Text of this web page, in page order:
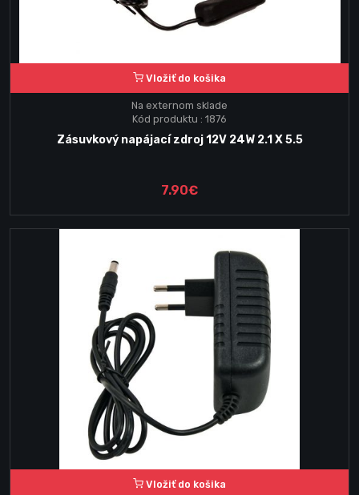
Vložiť do košika
Na externom sklade
Kód produktu : 1876
Zásuvkový napájací zdroj 12V 24W 2.1 X 5.5
7.90€
Vložiť do košika